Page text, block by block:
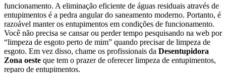
funcionamento. A eliminação eficiente de águas residuais através de
entupimentos é a pedra angular do saneamento moderno. Portanto, é
razoável manter os entupimentos em condições de funcionamento.
Você não precisa se cansar ou perder tempo pesquisando na web por
“limpeza de esgoto perto de mim” quando precisar de limpeza de
esgoto. Em vez disso, chame os profissionais da Desentupidora
Zona oeste que tem o prazer de oferecer limpeza de entupimentos,
reparo de entupimentos.